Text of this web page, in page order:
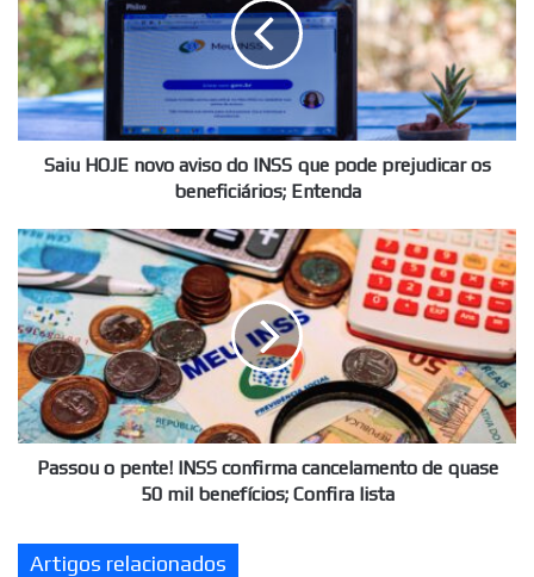
aviso
do
INSS
que
pode
prejudicar
Saiu HOJE novo aviso do INSS que pode prejudicar os
beneficiários; Entenda
Passou
o
pente!
INSS
confirma
cancelamento
de
quase
50
lista
Passou o pente! INSS confirma cancelamento de quase
50 mil benefícios; Confira lista
Artigos relacionados